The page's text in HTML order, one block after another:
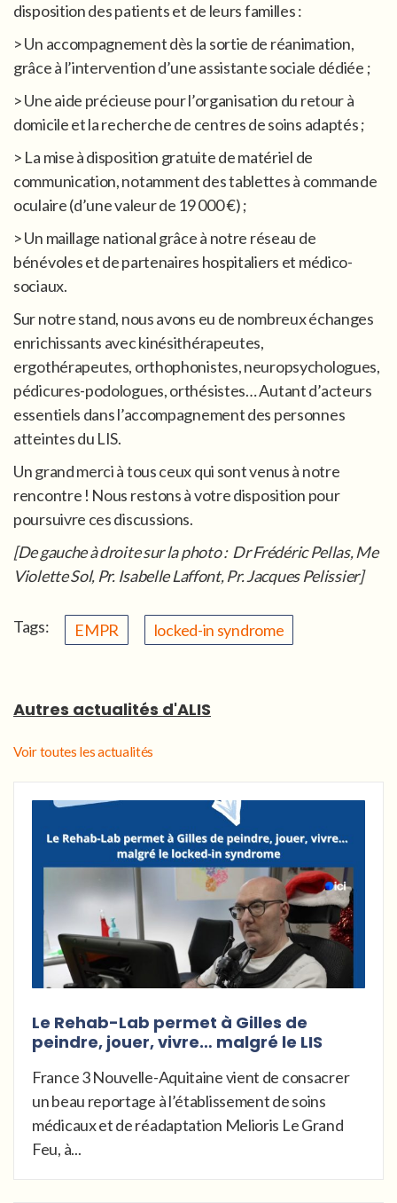
disposition des patients et de leurs familles :
> Un accompagnement dès la sortie de réanimation,
grâce à l’intervention d’une assistante sociale dédiée ;
> Une aide précieuse pour l’organisation du retour à
domicile et la recherche de centres de soins adaptés ;
> La mise à disposition gratuite de matériel de
communication, notamment des tablettes à commande
oculaire (d’une valeur de 19 000 €) ;
> Un maillage national grâce à notre réseau de
bénévoles et de partenaires hospitaliers et médico-
sociaux.
Sur notre stand, nous avons eu de nombreux échanges
enrichissants avec kinésithérapeutes,
ergothérapeutes, orthophonistes, neuropsychologues,
pédicures-podologues, orthésistes… Autant d’acteurs
essentiels dans l’accompagnement des personnes
atteintes du LIS.
Un grand merci à tous ceux qui sont venus à notre
rencontre ! Nous restons à votre disposition pour
poursuivre ces discussions.
[De gauche à droite sur la photo : Dr Frédéric Pellas, Me
Violette Sol, Pr. Isabelle Laffont, Pr. Jacques Pelissier]
Tags: EMPR locked-in syndrome
Autres actualités d'ALIS
Voir toutes les actualités
Le Rehab-Lab permet à Gilles de
peindre, jouer, vivre… malgré le LIS
France 3 Nouvelle-Aquitaine vient de consacrer
un beau reportage à l’établissement de soins
médicaux et de réadaptation Melioris Le Grand
Feu, à...